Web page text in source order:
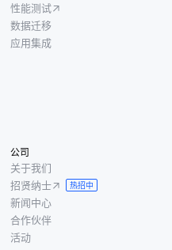
性能测试
数据迁移
应用集成
公司
关于我们
招贤纳士
热招中
新闻中心
合作伙伴
活动